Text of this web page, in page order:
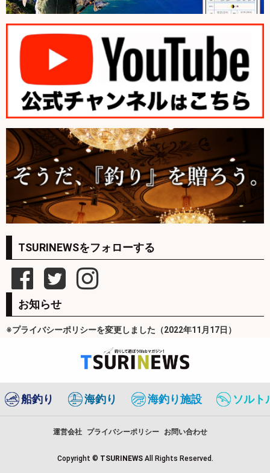
TSURINEWSをフォローする
お知らせ
※プライバシーポリシーを変更しました（2022年11月17日）
船釣り 海釣り 海釣り施設 ソルト
運営会社 プライバシーポリシー お問い合わせ
Copyright © TSURINEWS All Rights Reserved.